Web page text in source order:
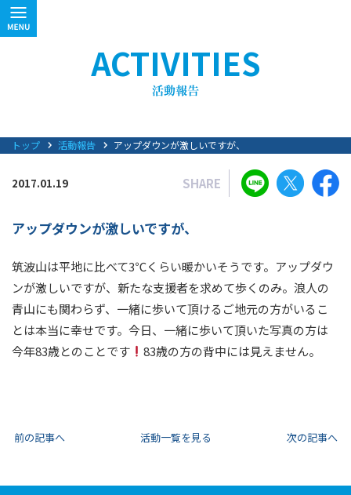
ACTIVITIES
トップ 活動報告 アップダウンが激しいですが、
2017.01.19 SHARE
アップダウンが激しいですが、
筑波山は平地に比べて3℃くらい暖かいそうです。アップダウ
ンが激しいですが、新たな支援者を求めて歩くのみ。浪人の
青山にも関わらず、一緒に歩いて頂けるご地元の方がいるこ
とは本当に幸せです。今日、一緒に歩いて頂いた写真の方は
今年83歳とのことです
83歳の方の背中には見えません。
前の記事へ 活動一覧を見る 次の記事へ